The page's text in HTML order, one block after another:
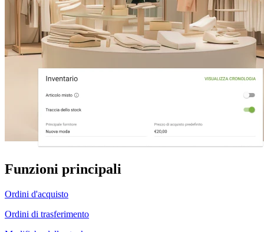
Funzioni principali
Ordini d'acquisto
Ordini di trasferimento